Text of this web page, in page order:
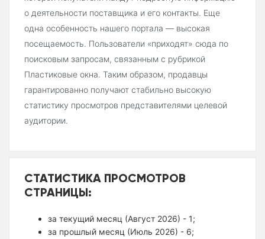
о деятельности поставщика и его контакты. Еще
одна особенность нашего портала — высокая
посещаемость. Пользователи «приходят» сюда по
поисковым запросам, связанным с рубрикой
Пластиковые окна. Таким образом, продавцы
гарантированно получают стабильно высокую
статистику просмотров представителями целевой
аудитории.
СТАТИСТИКА ПРОСМОТРОВ
СТРАНИЦЫ:
за текущий месяц (Август 2026) - 1;
за прошлый месяц (Июль 2026) - 6;